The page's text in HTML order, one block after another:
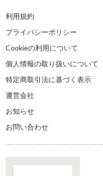
利用規約
プライバシーポリシー
Cookieの利用について
個人情報の取り扱いについて
特定商取引法に基づく表示
運営会社
お知らせ
お問い合わせ